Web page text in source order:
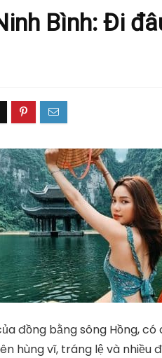
Bình: Đi
đồng bằng sông Hồng, có
hùng vĩ, tráng lệ và nhiều